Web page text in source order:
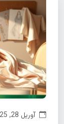
آوریل 28, 2025 |